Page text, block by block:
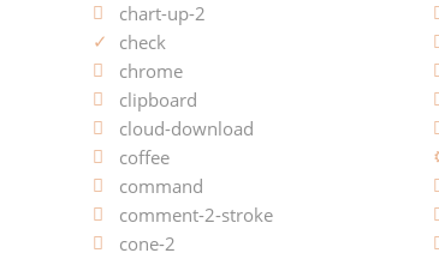
chart-up-2
check
chrome
clipboard
cloud-download
coffee
command
comment-2-stroke
cone-2